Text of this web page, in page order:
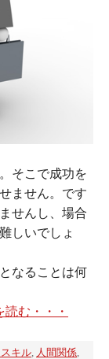
そこで成功を
ません。です
せんし、場合
しいでしょ
なることは何
む・・・
キル, 人間関係,